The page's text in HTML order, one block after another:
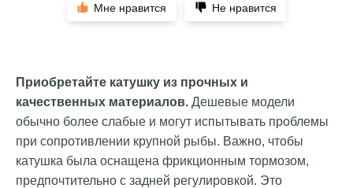
Мне нравится Не нравится
Приобретайте катушку из прочных и
качественных материалов. Дешевые модели
обычно более слабые и могут испытывать проблемы
при сопротивлении крупной рыбы. Важно, чтобы
катушка была оснащена фрикционным тормозом,
предпочтительно с задней регулировкой. Это